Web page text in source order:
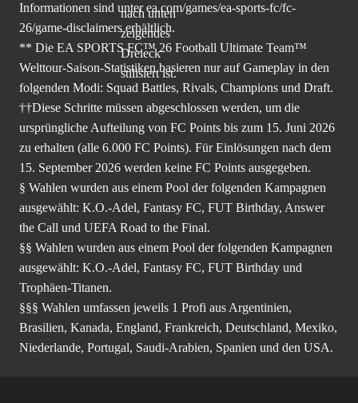
Informationen sind unterea.com/games/ea-sports-fc/fc-
26/game-disclaimers erhältlich.
** Die EA SPORTS FC™ 26 Football Ultimate Team™
Welttour-Saison-Statistiken basieren nur auf Gameplay in den
folgenden Modi: Squad Battles, Rivals, Champions und Draft.
††Diese Schritte müssen abgeschlossen werden, um die
ursprüngliche Aufteilung von FC Points bis zum 15. Juni 2026
zu erhalten (alle 6.000 FC Points). Für Einlösungen nach dem
15. September 2026 werden keine FC Points ausgegeben.
§ Wahlen wurden aus einem Pool der folgenden Kampagnen
ausgewählt: K.O.-Adel, Fantasy FC, FUT Birthday, Answer
the Call und UEFA Road to the Final.
§§ Wahlen wurden aus einem Pool der folgenden Kampagnen
ausgewählt: K.O.-Adel, Fantasy FC, FUT Birthday und
Trophäen-Titanen.
§§§ Wahlen umfassen jeweils 1 Profi aus Argentinien,
Brasilien, Kanada, England, Frankreich, Deutschland, Mexiko,
Niederlande, Portugal, Saudi-Arabien, Spanien und den USA.